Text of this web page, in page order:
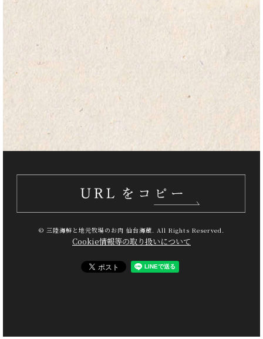
© 三陸海鮮と地元牧場のお肉 仙台海蔵. All Rights Reserved.
Cookie情報等の取り扱いについて